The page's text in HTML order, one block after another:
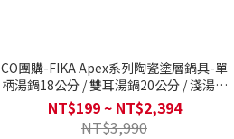
CO團購-FIKA Apex系列陶瓷塗層鍋具-單
柄湯鍋18公分 / 雙耳湯鍋20公分 / 淺湯鍋
26公分/ 平底鍋24公分-無鍋蓋(不挑爐具
Q導全覆底/瓦斯爐電磁爐可用)
NT$199 ~ NT$2,394
NT$3,990